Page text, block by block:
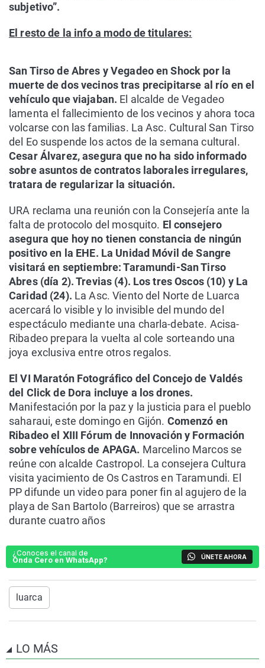
subjetivo”.
El resto de la info a modo de titulares:
San Tirso de Abres y Vegadeo en Shock por la
muerte de dos vecinos tras precipitarse al río en el
vehículo que viajaban. El alcalde de Vegadeo
lamenta el fallecimiento de los vecinos y ahora toca
volcarse con las familias. La Asc. Cultural San Tirso
del Eo suspende los actos de la semana cultural.
Cesar Álvarez, asegura que no ha sido informado
sobre asuntos de contratos laborales irregulares,
tratara de regularizar la situación.
URA reclama una reunión con la Consejería ante la
falta de protocolo del mosquito. El consejero
asegura que hoy no tienen constancia de ningún
positivo en la EHE. La Unidad Móvil de Sangre
visitará en septiembre: Taramundi-San Tirso
Abres (día 2). Trevias (4). Los tres Oscos (10) y La
Caridad (24). La Asc. Viento del Norte de Luarca
acercará lo visible y lo invisible del mundo del
espectáculo mediante una charla-debate. Acisa-
Ribadeo prepara la vuelta al cole sorteando una
joya exclusiva entre otros regalos.
El VI Maratón Fotográfico del Concejo de Valdés
del Click de Dora incluye a los drones.
Manifestación por la paz y la justicia para el pueblo
saharaui, este domingo en Gijón. Comenzó en
Ribadeo el XIII Fórum de Innovación y Formación
sobre vehículos de APAGA. Marcelino Marcos se
reúne con alcalde Castropol. La consejera Cultura
visita yacimiento de Os Castros en Taramundi. El
PP difunde un video para poner fin al agujero de la
playa de San Bartolo (Barreiros) que se arrastra
durante cuatro años
¿Conoces el canal de
Onda Cero en WhatsApp?
ÚNETE AHORA
luarca
LO MÁS